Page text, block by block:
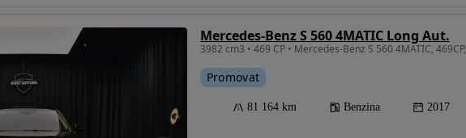
Mercedes-Benz S 560 4MATIC Long Aut.
Promovat
81 164 km Benzina 2017